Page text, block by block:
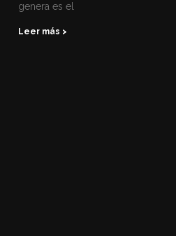
genera es el
Leer más >